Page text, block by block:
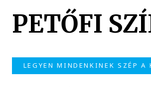
PETŐFI
LEGYEN MINDENKINEK SZÉP A